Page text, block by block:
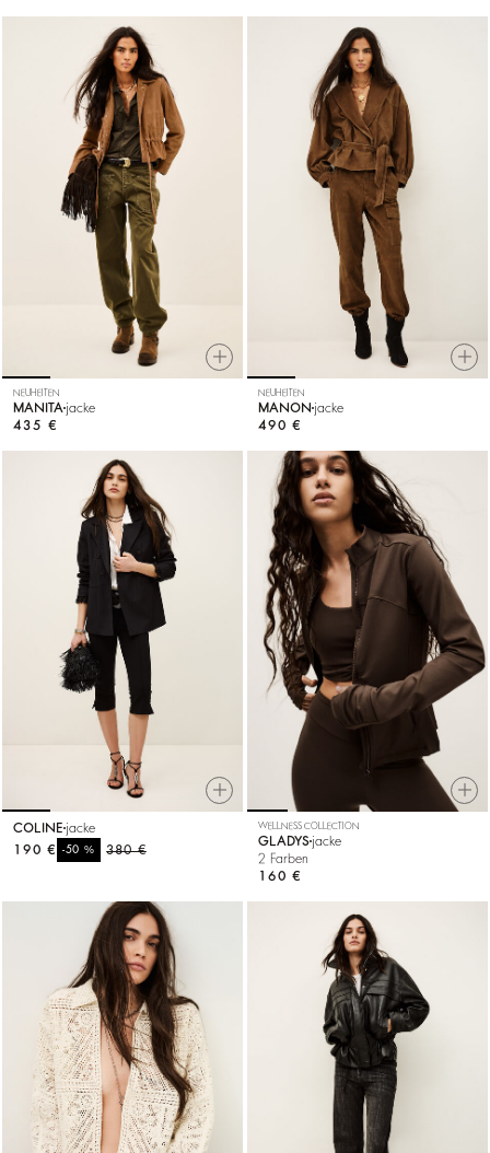
NEUHEITEN
MANITA jacke
435 €
NEUHEITEN
MANON jacke
490 €
COLINE jacke
380 €
-50%
190 €
WELLNESS COLLECTION
GLADYS jacke
2 Farben
160 €